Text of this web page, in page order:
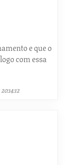
e que o
com essa